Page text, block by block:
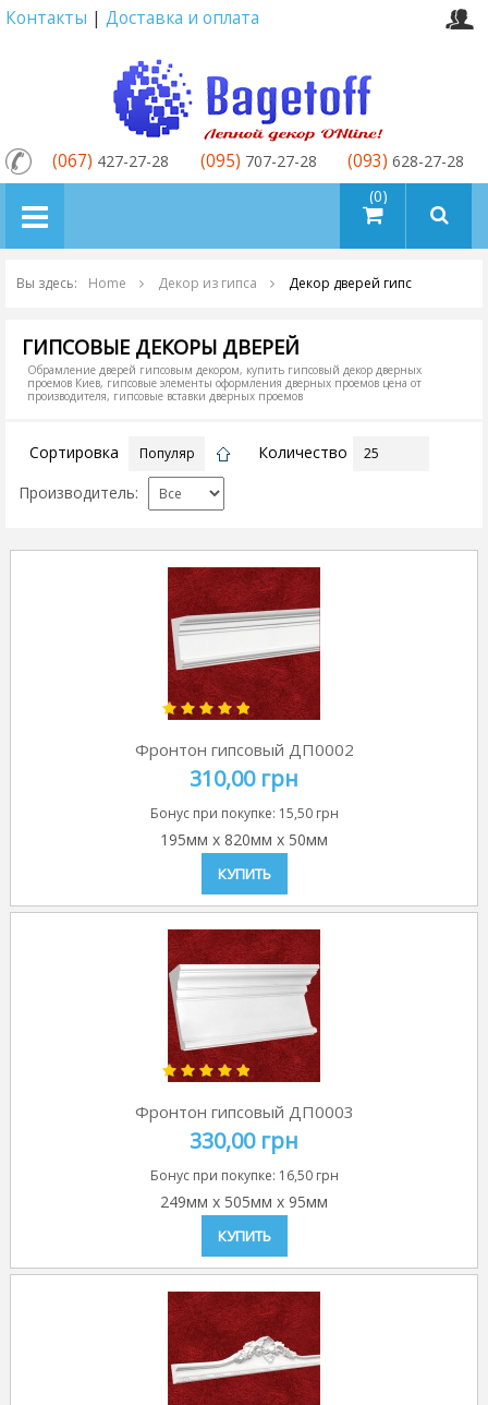
Контакты | Доставка и оплата
товаров (0)
(067) 427-27-28 (095) 707-27-28 (093) 628-27-28
Вы здесь: Home Декор из гипса Декор дверей гипс
ГИПСОВЫЕ ДЕКОРЫ ДВЕРЕЙ
Обрамление дверей гипсовым декором, купить гипсовый декор дверных
проемов Киев, гипсовые элементы оформления дверных проемов цена от
производителя, гипсовые вставки дверных проемов
Сортировка
Количество
Производитель:
Фронтон гипсовый ДП0002
310,00 грн
Бонус при покупке: 15,50 грн
195мм x 820мм x 50мм
КУПИТЬ
Фронтон гипсовый ДП0003
330,00 грн
Бонус при покупке: 16,50 грн
249мм x 505мм x 95мм
КУПИТЬ